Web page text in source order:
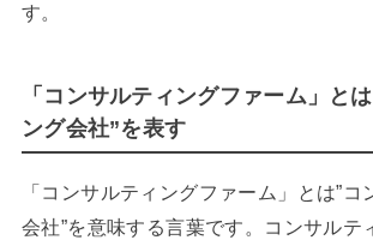
す。
「コンサルティングファーム」と
ング会社”を表す
「コンサルティングファーム」とは”
会社”を意味する言葉です。コンサルテ